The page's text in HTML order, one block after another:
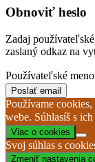
Obnoviť heslo
Zadaj
zaslaný odkaz na
Používateľské
Poslať email
Používame
webe. Súhlasíš s
Viac o cookies
Svoj súhlas s
Zmeniť nastavenia